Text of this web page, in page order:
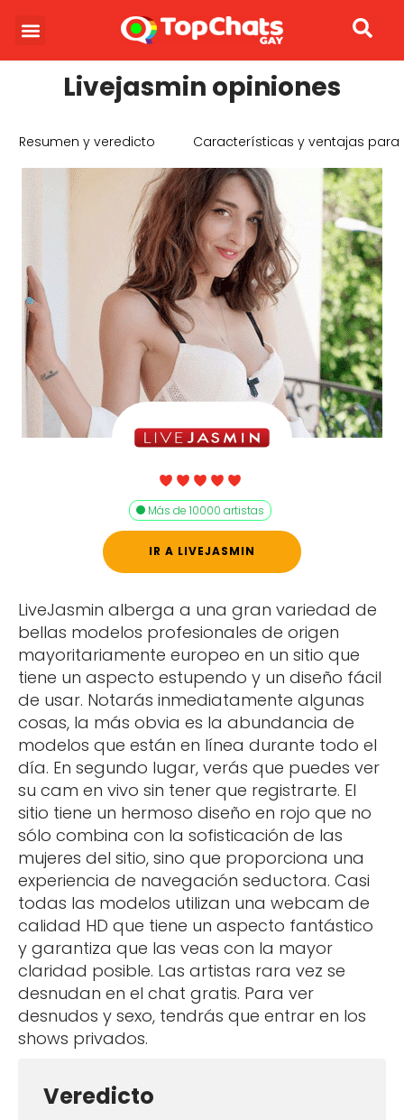
Livejasmin opiniones
Resumen y veredicto Características y ventajas para
Más de 10000 artistas
IR A LIVEJASMIN
LiveJasmin alberga a una gran variedad de
bellas modelos profesionales de origen
mayoritariamente europeo en un sitio que
tiene un aspecto estupendo y un diseño fácil
de usar. Notarás inmediatamente algunas
cosas, la más obvia es la abundancia de
modelos que están en línea durante todo el
día. En segundo lugar, verás que puedes ver
su cam en vivo sin tener que registrarte. El
sitio tiene un hermoso diseño en rojo que no
sólo combina con la sofisticación de las
mujeres del sitio, sino que proporciona una
experiencia de navegación seductora. Casi
todas las modelos utilizan una webcam de
calidad HD que tiene un aspecto fantástico
y garantiza que las veas con la mayor
claridad posible. Las artistas rara vez se
desnudan en el chat gratis. Para ver
desnudos y sexo, tendrás que entrar en los
shows privados.
Veredicto